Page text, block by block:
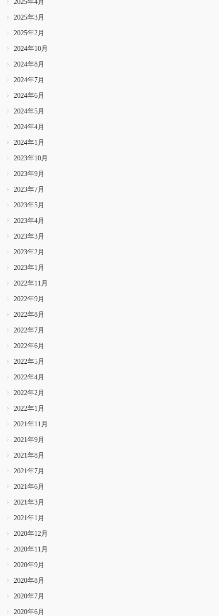
2025年4月
2025年3月
2025年2月
2024年10月
2024年8月
2024年7月
2024年6月
2024年5月
2024年4月
2024年1月
2023年10月
2023年9月
2023年7月
2023年5月
2023年4月
2023年3月
2023年2月
2023年1月
2022年11月
2022年9月
2022年8月
2022年7月
2022年6月
2022年5月
2022年4月
2022年2月
2022年1月
2021年11月
2021年9月
2021年8月
2021年7月
2021年6月
2021年3月
2021年1月
2020年12月
2020年11月
2020年9月
2020年8月
2020年7月
2020年6月